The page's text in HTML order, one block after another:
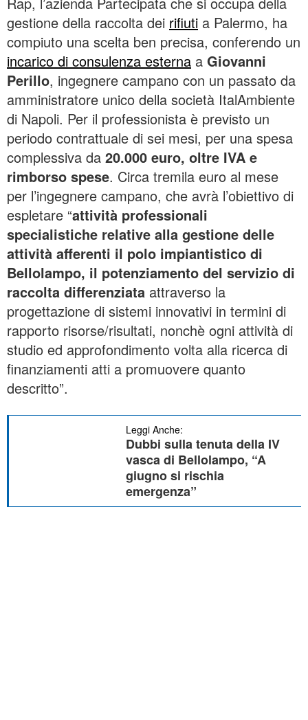
gestione della raccolta dei rifiuti a Palermo, ha
compiuto una scelta ben precisa, conferendo un
incarico di consulenza esterna a Giovanni
Perillo, ingegnere campano con un passato da
amministratore unico della società ItalAmbiente
di Napoli. Per il professionista è previsto un
periodo contrattuale di sei mesi, per una spesa
complessiva da 20.000 euro, oltre IVA e
rimborso spese. Circa tremila euro al mese
per l’ingegnere campano, che avrà l’obiettivo di
espletare “attività professionali
specialistiche relative alla gestione delle
attività afferenti il polo impiantistico di
Bellolampo, il potenziamento del servizio di
raccolta differenziata attraverso la
progettazione di sistemi innovativi in termini di
rapporto risorse/risultati, nonchè ogni attività di
studio ed approfondimento volta alla ricerca di
finanziamenti atti a promuovere quanto
descritto”.
Leggi Anche:
Dubbi sulla tenuta della IV
vasca di Bellolampo, “A
giugno si rischia
emergenza”